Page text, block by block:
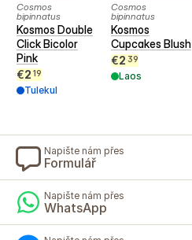
Cosmos
bipinnatus
Kosmos Double
Click Bicolor
Pink
€2 19
Tulekul
Cosmos
bipinnatus
Kosmos
Cupcakes Blush
€2 39
Laos
Napište nám přes
Formulář
Napište nám přes
WhatsApp